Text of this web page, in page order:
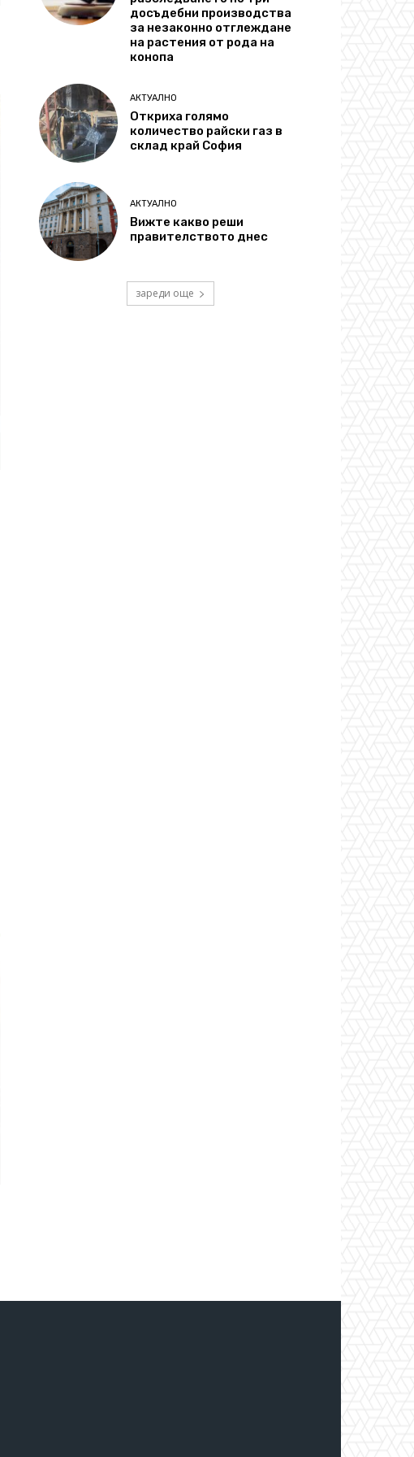
досъдебни производства
за незаконно отглеждане
на растения от рода на
конопа
АКТУАЛНО
Откриха голямо
количество райски газ в
склад край София
АКТУАЛНО
Вижте какво реши
правителството днес
зареди още